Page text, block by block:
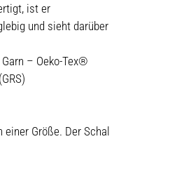
ist er
und sieht darüber
– Oeko-Tex®
Größe. Der Schal